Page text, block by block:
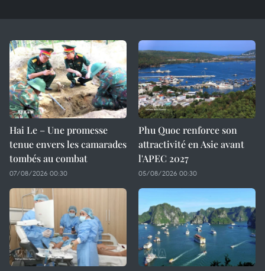
Hai Le – Une promesse
tenue envers les camarades
tombés au combat
07/08/2026 00:30
Phu Quoc renforce son
attractivité en Asie avant
l'APEC 2027
05/08/2026 00:30